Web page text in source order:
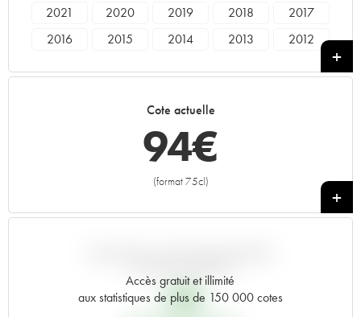
2021 2020 2019 2018
2017
2016
2015 2014 2013
2012
1998
1993
1962 1955 ----
Cote actuelle
94€
(format 75cl)
+
Accès gratuit et illimité
aux statistiques de plus de 150 000 cotes
18€